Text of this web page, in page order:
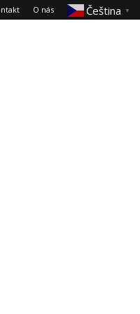
O nás Čeština‎ ▼